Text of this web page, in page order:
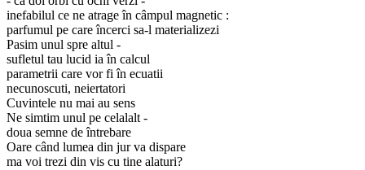
inefabilul ce ne atrage în câmpul magnetic :
parfumul pe care încerci sa-l materializezi
Pasim unul spre altul -
sufletul tau lucid ia în calcul
parametrii care vor fi în ecuatii
necunoscuti, neiertatori
Cuvintele nu mai au sens
Ne simtim unul pe celalalt -
doua semne de întrebare
Oare când lumea din jur va dispare
ma voi trezi din vis cu tine alaturi?